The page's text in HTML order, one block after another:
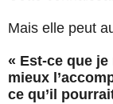
Mais elle peut
« Est-ce que
mieux
ce qu’il